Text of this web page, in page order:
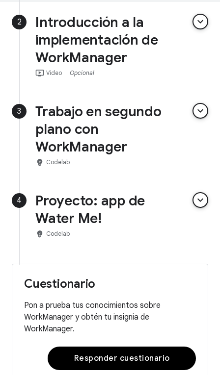
2
Introducción a la
implementación de
WorkManager
keyboard_arrow_down
ondemand_video Video Opcional
3
Trabajo en segundo
plano con
WorkManager
keyboard_arrow_down
emoji_objects Codelab
4
Proyecto: app de
Water Me!
keyboard_arrow_down
emoji_objects Codelab
Cuestionario
Pon a prueba tus conocimientos sobre
WorkManager y obtén tu insignia de
WorkManager.
Responder cuestionario